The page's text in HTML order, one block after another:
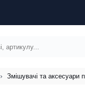
Змішувачі та аксесуари